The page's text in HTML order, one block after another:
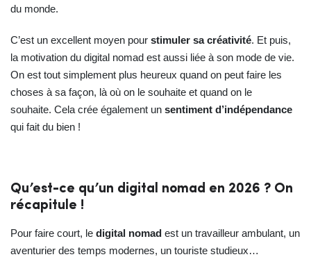
du monde.
C’est un excellent moyen pour stimuler sa créativité. Et puis,
la motivation du digital nomad est aussi liée à son mode de vie.
On est tout simplement plus heureux quand on peut faire les
choses à sa façon, là où on le souhaite et quand on le
souhaite. Cela crée également un sentiment d’indépendance
qui fait du bien !
Qu’est-ce qu’un digital nomad en 2026 ? On
récapitule !
Pour faire court, le digital nomad est un travailleur ambulant, un
aventurier des temps modernes, un touriste studieux…